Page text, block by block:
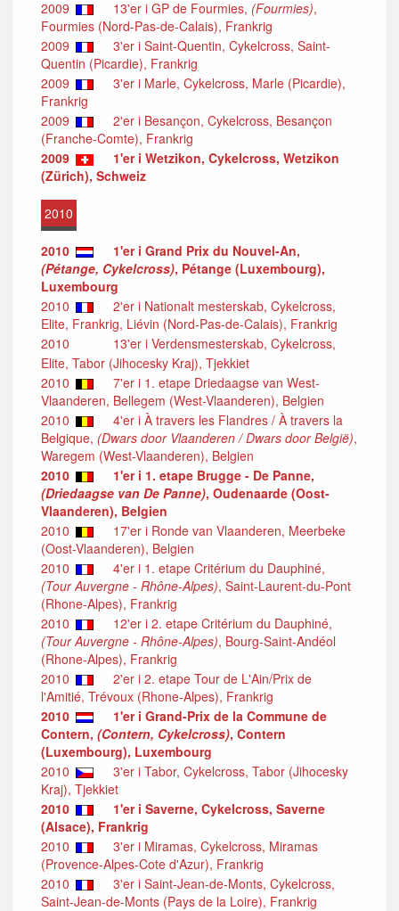
2009
13'er i GP de Fourmies, (Fourmies),
Fourmies (Nord-Pas-de-Calais), Frankrig
2009
3'er i Saint-Quentin, Cykelcross, Saint-
Quentin (Picardie), Frankrig
2009
3'er i Marle, Cykelcross, Marle (Picardie),
Frankrig
2009
2'er i Besançon, Cykelcross, Besançon
(Franche-Comte), Frankrig
2009
1'er i Wetzikon, Cykelcross, Wetzikon
(Zürich), Schweiz
2010
2010
1'er i Grand Prix du Nouvel-An,
(Pétange, Cykelcross), Pétange (Luxembourg),
Luxembourg
2010
2'er i Nationalt mesterskab, Cykelcross,
Elite, Frankrig, Liévin (Nord-Pas-de-Calais), Frankrig
2010
13'er i Verdensmesterskab, Cykelcross,
Elite, Tabor (Jihocesky Kraj), Tjekkiet
2010
7'er i 1. etape Driedaagse van West-
Vlaanderen, Bellegem (West-Vlaanderen), Belgien
2010
4'er i À travers les Flandres / À travers la
Belgique, (Dwars door Vlaanderen / Dwars door België),
Waregem (West-Vlaanderen), Belgien
2010
1'er i 1. etape Brugge - De Panne,
(Driedaagse van De Panne), Oudenaarde (Oost-
Vlaanderen), Belgien
2010
17'er i Ronde van Vlaanderen, Meerbeke
(Oost-Vlaanderen), Belgien
2010
4'er i 1. etape Critérium du Dauphiné,
(Tour Auvergne - Rhône-Alpes), Saint-Laurent-du-Pont
(Rhone-Alpes), Frankrig
2010
12'er i 2. etape Critérium du Dauphiné,
(Tour Auvergne - Rhône-Alpes), Bourg-Saint-Andéol
(Rhone-Alpes), Frankrig
2010
2'er i 2. etape Tour de L'Ain/Prix de
l'Amitié, Trévoux (Rhone-Alpes), Frankrig
2010
1'er i Grand-Prix de la Commune de
Contern, (Contern, Cykelcross), Contern
(Luxembourg), Luxembourg
2010
3'er i Tabor, Cykelcross, Tabor (Jihocesky
Kraj), Tjekkiet
2010
1'er i Saverne, Cykelcross, Saverne
(Alsace), Frankrig
2010
3'er i Miramas, Cykelcross, Miramas
(Provence-Alpes-Cote d'Azur), Frankrig
2010
3'er i Saint-Jean-de-Monts, Cykelcross,
Saint-Jean-de-Monts (Pays de la Loire), Frankrig